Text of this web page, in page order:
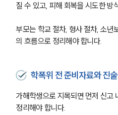
질 수 있고, 피해 회복을 시도한 방
부모는 학교 절차, 형사 절차, 소년
의 흐름으로 정리해야 합니다.
학폭위 전 준비자료와 진
가해학생으로 지목되면 먼저 신고
정리해야 합니다.